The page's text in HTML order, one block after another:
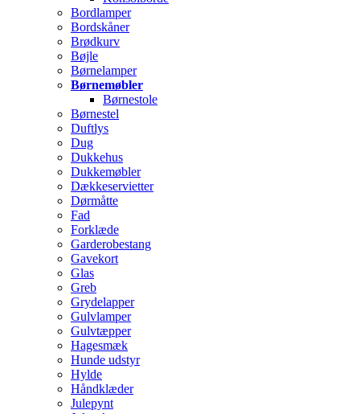
Bordlamper
Bordskåner
Brødkurv
Bøjle
Børnelamper
Børnemøbler
Børnestole
Børnestel
Duftlys
Dug
Dukkehus
Dukkemøbler
Dækkeservietter
Dørmåtte
Fad
Forklæde
Garderobestang
Gavekort
Glas
Greb
Grydelapper
Gulvlamper
Gulvtæpper
Hagesmæk
Hunde udstyr
Hylde
Håndklæder
Julepynt